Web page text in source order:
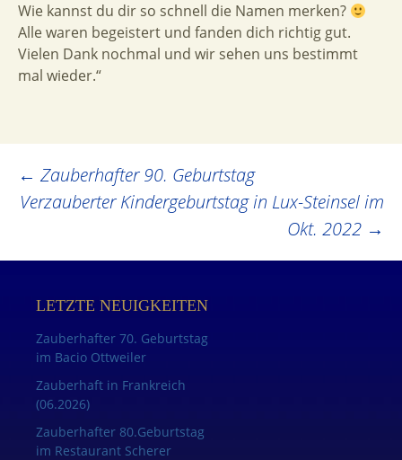
Wie kannst du dir so schnell die Namen merken?
Alle waren begeistert und fanden dich richtig gut.
Vielen Dank nochmal und wir sehen uns bestimmt
mal wieder.“
Post
navigation
← Zauberhafter 90. Geburtstag
Verzauberter Kindergeburtstag in Lux-Steinsel im
Okt. 2022 →
LETZTE NEUIGKEITEN
Zauberhafter 70. Geburtstag
im Bacio Ottweiler
Zauberhaft in Frankreich
(06.2026)
Zauberhafter 80.Geburtstag
im Restaurant Scherer